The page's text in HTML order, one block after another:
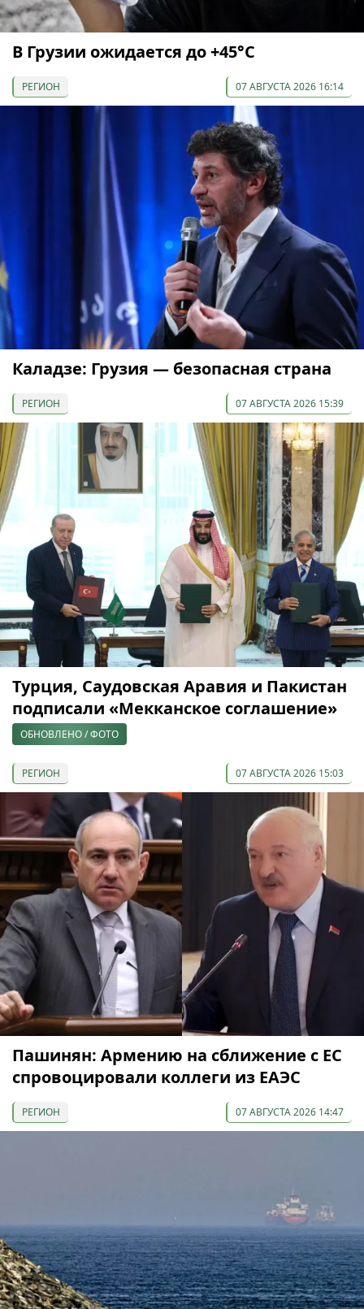
В Грузии ожидается до +45°С
РЕГИОН 07 АВГУСТА 2026 16:14
Каладзе: Грузия — безопасная страна
РЕГИОН 07 АВГУСТА 2026 15:39
Турция, Саудовская Аравия и Пакистан
подписали «Мекканское соглашение»
ОБНОВЛЕНО / ФОТО
РЕГИОН 07 АВГУСТА 2026 15:03
Пашинян: Армению на сближение с ЕС
спровоцировали коллеги из ЕАЭС
РЕГИОН 07 АВГУСТА 2026 14:47